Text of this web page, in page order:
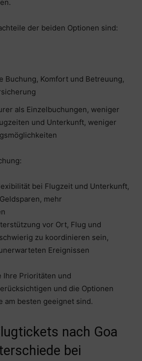
der beiden Optionen sind:
Buchung, Komfort und Betreuung,
als Einzelbuchungen, weniger
und Unterkunft, weniger
bei Flugzeit und Unterkunft,
mehr
vor Ort, Flug und
zu koordinieren sein,
Ereignissen
Ihre Prioritäten und
und die Optionen
am besten geeignet sind.
nach Goa
bei